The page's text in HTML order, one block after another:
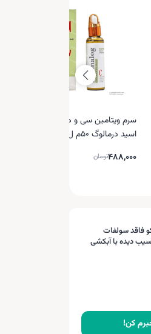
سرم ویتامین سی و هیالورونیک
اسید درمالوگ 50م ل
488,000تومان
فاقد سولفات
دیده با آبکشی
کن!